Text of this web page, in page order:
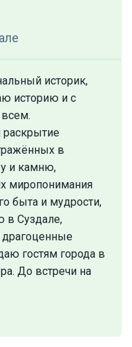
историк,
историю и с
раскрытие
в
и камню,
миропонимания
быта и мудрости,
в Суздале,
гостям города в
До встречи на